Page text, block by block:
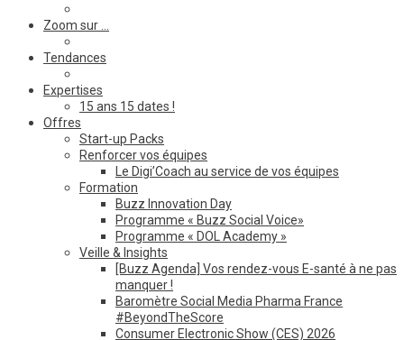
Zoom sur …
Tendances
Expertises
15 ans 15 dates !
Offres
Start-up Packs
Renforcer vos équipes
Le Digi’Coach au service de vos équipes
Formation
Buzz Innovation Day
Programme « Buzz Social Voice»
Programme « DOL Academy »
Veille & Insights
[Buzz Agenda] Vos rendez-vous E-santé à ne pas
manquer !
Baromètre Social Media Pharma France
#BeyondTheScore
Consumer Electronic Show (CES) 2026